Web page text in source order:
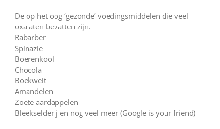
De op het oog ‘gezonde’ voedingsmiddelen die veel
oxalaten bevatten zijn:
Rabarber
Spinazie
Boerenkool
Chocola
Boekweit
Amandelen
Zoete aardappelen
Bleekselderij en nog veel meer (Google is your friend)